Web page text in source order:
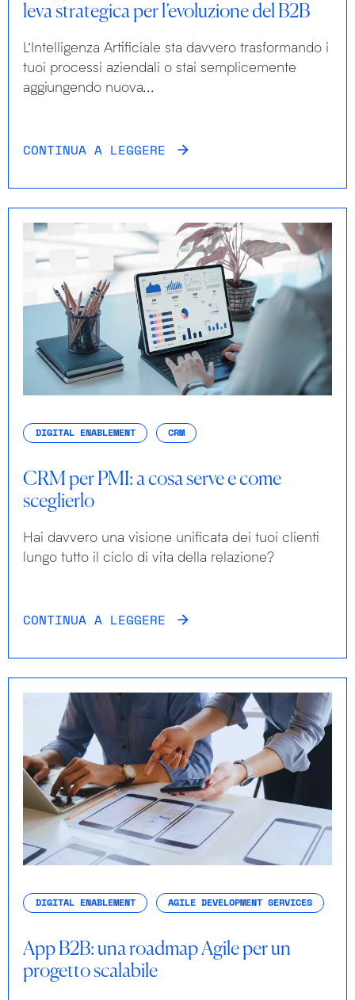
leva strategica per l’evoluzione del B2B
L’Intelligenza Artificiale sta davvero trasformando i
tuoi processi aziendali o stai semplicemente
aggiungendo nuova...
CONTINUA A LEGGERE
DIGITAL ENABLEMENT CRM
CRM per PMI: a cosa serve e come
sceglierlo
Hai davvero una visione unificata dei tuoi clienti
lungo tutto il ciclo di vita della relazione?
CONTINUA A LEGGERE
DIGITAL ENABLEMENT AGILE DEVELOPMENT SERVICES
App B2B: una roadmap Agile per un
progetto scalabile